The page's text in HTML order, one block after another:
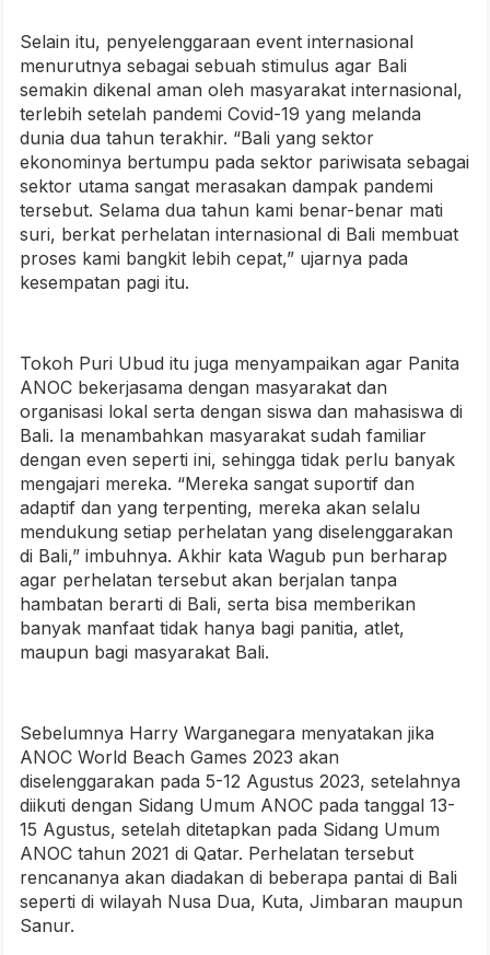
Selain itu, penyelenggaraan event internasional
menurutnya sebagai sebuah stimulus agar Bali
semakin dikenal aman oleh masyarakat internasional,
terlebih setelah pandemi Covid-19 yang melanda
dunia dua tahun terakhir. “Bali yang sektor
ekonominya bertumpu pada sektor pariwisata sebagai
sektor utama sangat merasakan dampak pandemi
tersebut. Selama dua tahun kami benar-benar mati
suri, berkat perhelatan internasional di Bali membuat
proses kami bangkit lebih cepat,” ujarnya pada
kesempatan pagi itu.
Tokoh Puri Ubud itu juga menyampaikan agar Panita
ANOC bekerjasama dengan masyarakat dan
organisasi lokal serta dengan siswa dan mahasiswa di
Bali. Ia menambahkan masyarakat sudah familiar
dengan even seperti ini, sehingga tidak perlu banyak
mengajari mereka. “Mereka sangat suportif dan
adaptif dan yang terpenting, mereka akan selalu
mendukung setiap perhelatan yang diselenggarakan
di Bali,” imbuhnya. Akhir kata Wagub pun berharap
agar perhelatan tersebut akan berjalan tanpa
hambatan berarti di Bali, serta bisa memberikan
banyak manfaat tidak hanya bagi panitia, atlet,
maupun bagi masyarakat Bali.
Sebelumnya Harry Warganegara menyatakan jika
ANOC World Beach Games 2023 akan
diselenggarakan pada 5-12 Agustus 2023, setelahnya
diikuti dengan Sidang Umum ANOC pada tanggal 13-
15 Agustus, setelah ditetapkan pada Sidang Umum
ANOC tahun 2021 di Qatar. Perhelatan tersebut
rencananya akan diadakan di beberapa pantai di Bali
seperti di wilayah Nusa Dua, Kuta, Jimbaran maupun
Sanur.